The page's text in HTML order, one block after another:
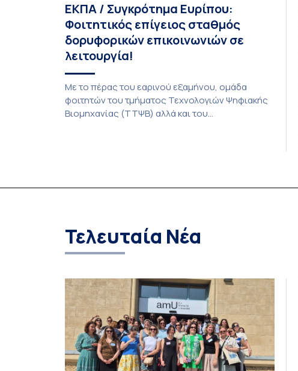
ΕΚΠΑ / Συγκρότημα Ευρίπου:
Φοιτητικός επίγειος σταθμός
δορυφορικών επικοινωνιών σε
λειτουργία!
Με το πέρας του εαρινού εξαμήνου, ομάδα
φοιτητών του τμήματος Τεχνολογιών Ψηφιακής
Βιομηχανίας (ΤΤΨΒ) αλλά και του
Τελευταία Νέα